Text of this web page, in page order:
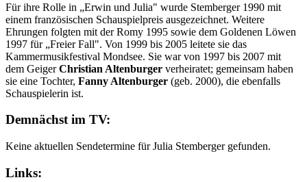
Für ihre Rolle in „Erwin und Julia" wurde Stemberger 1990 mit
einem französischen Schauspielpreis ausgezeichnet. Weitere
Ehrungen folgten mit der Romy 1995 sowie dem Goldenen Löwen
1997 für „Freier Fall". Von 1999 bis 2005 leitete sie das
Kammermusikfestival Mondsee. Sie war von 1997 bis 2007 mit
dem GeigerChristian Altenburger verheiratet; gemeinsam haben
sie eine Tochter, Fanny Altenburger (geb. 2000), die ebenfalls
Schauspielerin ist.
Demnächst im TV:
Keine aktuellen Sendetermine für Julia Stemberger gefunden.
Links: